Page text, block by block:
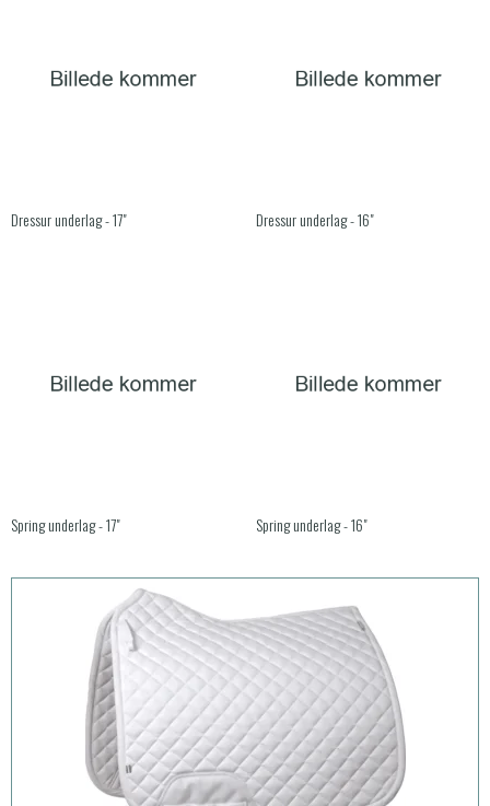
Dressur underlag - 17" Dressur underlag - 16"
Spring underlag - 17" Spring underlag - 16"